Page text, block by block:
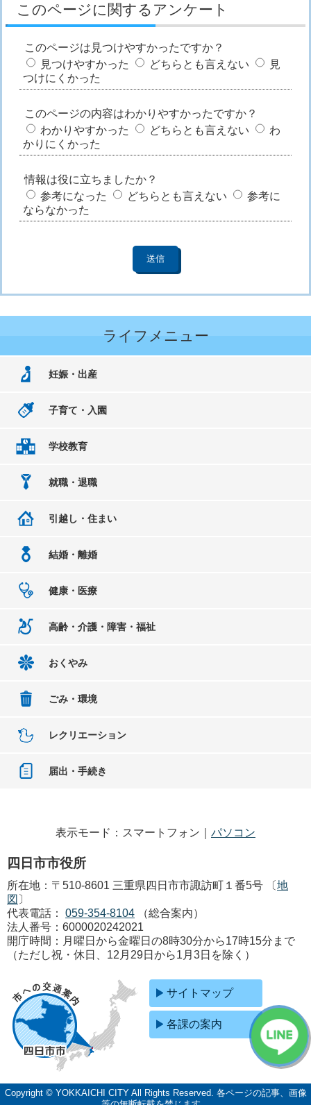
このページに関するアンケート
このページは見つけやすかったですか？
見つけやすかった
どちらとも言えない
見
つけにくかった
このページの内容はわかりやすかったですか？
わかりやすかった
どちらとも言えない
わ
かりにくかった
情報は役に立ちましたか？
参考になった
どちらとも言えない
参考に
ならなかった
ライフメニュー
妊娠・出産
子育て・入園
学校教育
就職・退職
引越し・住まい
結婚・離婚
健康・医療
高齢・介護・障害・福祉
おくやみ
ごみ・環境
レクリエーション
届出・手続き
表示モード：スマートフォン｜ パソコン
四日市市役所
所在地：〒510-8601 三重県四日市市諏訪町１番5号 〔 地
図 〕
代表電話：
059-354-8104
（総合案内）
法人番号：6000020242021
開庁時間：月曜日から金曜日の8時30分から17時15分まで
（ただし祝・休日、12月29日から1月3日を除く）
サイトマップ
各課の案内
Copyright © YOKKAICHI CITY All Rights Reserved. 各ページの記事、画像